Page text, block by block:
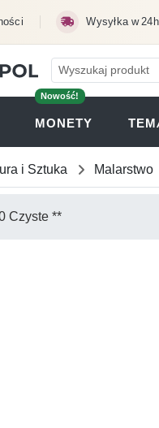
Wysyłka w 24h
Nowość!
MONETY
i Sztuka Malarstwo